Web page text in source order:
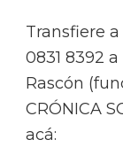
Transfiere
0831 8392
Rascón
CRÓNICA
acá: